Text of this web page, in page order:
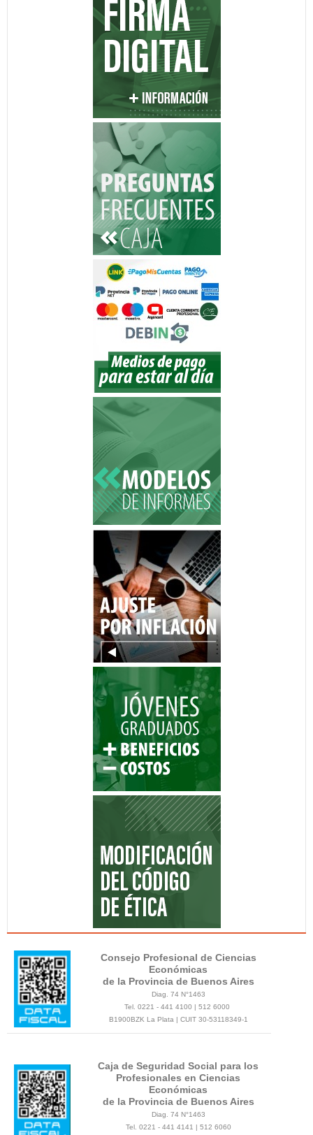
Consejo Profesional de Ciencias
Económicas
de la Provincia de Buenos Aires
Diag. 74 N°1463
Tel. 0221 - 441 4100 | 512 6000
B1900BZK La Plata | CUIT 30-53118349-1
Caja de Seguridad Social para los
Profesionales en Ciencias
Económicas
de la Provincia de Buenos Aires
Diag. 74 N°1463
Tel. 0221 - 441 4141 | 512 6060